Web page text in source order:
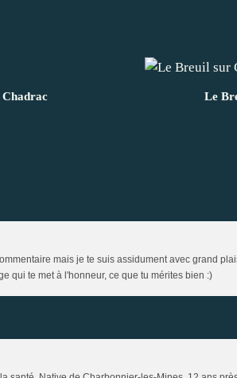
Chadrac Le
mais je te suis assidument avec grand
qui te met à l'honneur, ce que tu mérites bien :)